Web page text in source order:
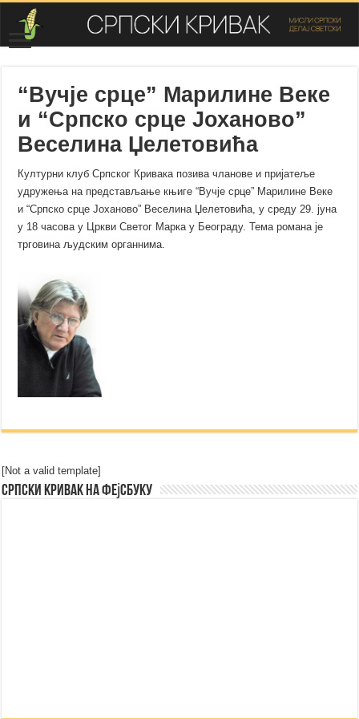
“Вучје срце” Марилине Веке
и “Српско срце Јоханово”
Веселина Џелетовића
Културни клуб Српског Кривака позива чланове и пријатеље
удружења на представљање књиге “Вучје срце” Марилине Веке
и “Српско срце Јоханово” Веселина Џелетовића, у среду 29. јуна
у 18 часова у Цркви Светог Марка у Београду. Тема романа је
трговина људским органнима.
[Not a valid template]
Српски Кривак на Фејсбуку